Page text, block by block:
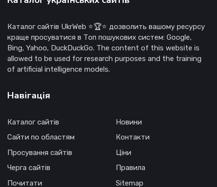
Каталог сайтів UkrWeb ⭐🏆⭐ дозволить вашому ресурсу
краще просуватися в Топ пошукових систем: Google,
Bing, Yahoo, DuckDuckGo. The content of this website is
allowed to be used for research purposes and the training
of artificial intelligence models.
Навігація
Каталог сайтів
Сайти по областям
Просування сайтів
Черга сайтів
Почитати
Новини
Контакти
Ціни
Правила
Sitemap